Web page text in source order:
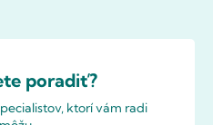
poradiť?
ktorí vám radi